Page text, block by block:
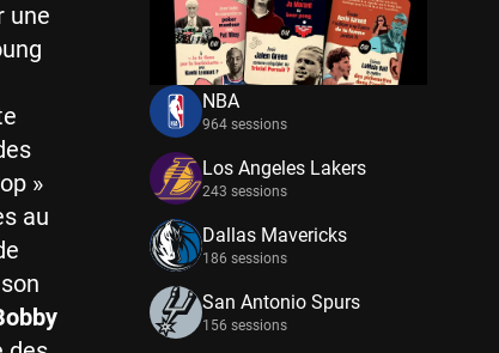
une
»
au
NBA
964 sessions
Los Angeles Lakers
243 sessions
Dallas Mavericks
186 sessions
San Antonio Spurs
156 sessions